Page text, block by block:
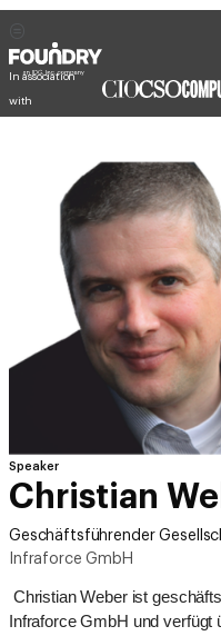
In association
with
Speaker
Christian
Geschäftsführender
Infraforce GmbH
Christian Weber ist
Infraforce GmbH und